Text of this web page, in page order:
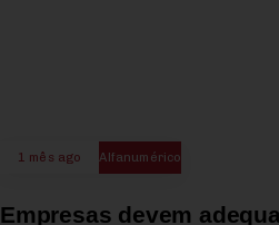
1 mês ago Alfanumérico
Empresas devem